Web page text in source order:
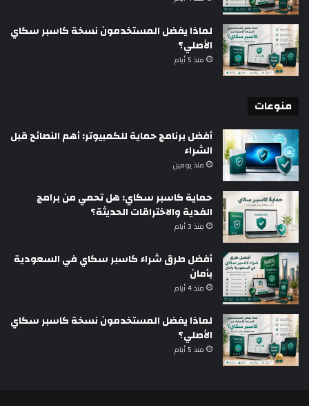
لماذا يفضل المستخدمون نسخة كاسبر سكاي
الأصلي؟
منذ 5 أيام
منوعات
أفضل برنامج حماية للكمبيوتر: أهم النصائح قبل
الشراء
منذ يومين
حماية كاسبر سكاي: هل تحمي من برامج
الفدية والاختراقات الحديثة؟
منذ 3 أيام
أفضل طرق شراء كاسبر سكاي في السعودية
بأمان
منذ 4 أيام
لماذا يفضل المستخدمون نسخة كاسبر سكاي
الأصلي؟
منذ 5 أيام